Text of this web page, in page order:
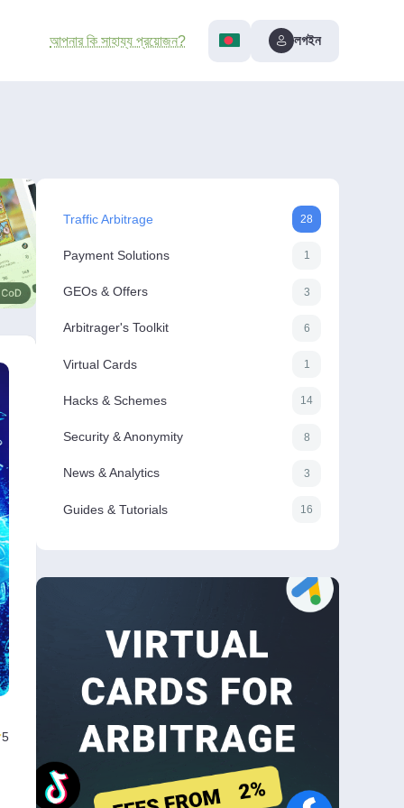
আপনার কি সাহায্য প্রয়োজন? লগইন
5
Traffic Arbitrage 28
Payment Solutions 1
GEOs & Offers 3
Arbitrager's Toolkit 6
Virtual Cards 1
Hacks & Schemes 14
Security & Anonymity 8
News & Analytics 3
Guides & Tutorials 16